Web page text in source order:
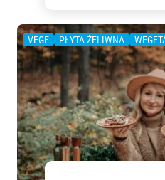
VEGE PŁYTA ŻELIWNA